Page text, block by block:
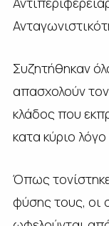
Συζητήθηκαν
απασχολούν
κλάδος που
κατα κύριο λόγο
Όπως
φύσης τους, οι